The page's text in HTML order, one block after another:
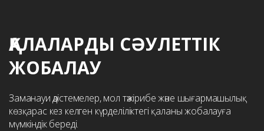
ҚАЛАЛАРДЫ СӘУЛЕТТІК
ЖОБАЛАУ
Заманауи әдістемелер, мол тәжірибе және шығармашылық
көзқарас кез келген күрделіліктегі қаланы жобалауға
мүмкіндік береді.